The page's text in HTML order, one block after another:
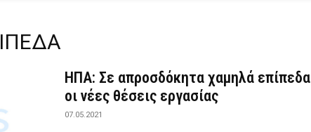
ΗΠΑ: Σε απροσδόκητα χαμηλά επίπεδα
οι νέες θέσεις εργασίας
07.05.2021